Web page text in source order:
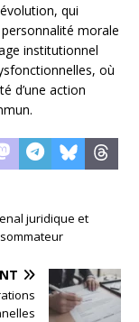
qui
morale
institutionnel
où
d’une action
juridique et